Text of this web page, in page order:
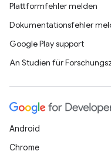
Plattformfehler melden
Dokumentationsfehler
Google Play support
An Studien für
Android
Chrome